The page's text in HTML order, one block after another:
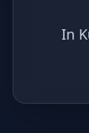
In